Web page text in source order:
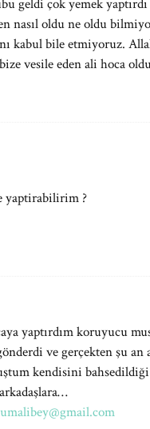
geldi çok yemek
nasıl oldu ne oldu
kabul bile etmiyoruz.
vesile eden ali hoca
yaptirabilirim ?
yaptırdım koruyucu
ve gerçekten şu an
kendisini